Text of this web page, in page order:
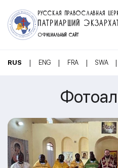
РУССКАЯ ПРАВОСЛАВНАЯ
ПАТРИАРШИЙ
ОФИЦИАЛЬНЫЙ САЙТ
RUS | ENG | FRA | SWA |